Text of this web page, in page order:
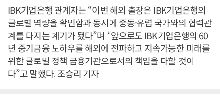
IBK기업은행 관계자는 “이번 해외 출장은 IBK기업은행의
글로벌 역량을 확인함과 동시에 중동·유럽 국가와의 협력관
계를 다지는 계기가 됐다”며 “앞으로도 IBK기업은행의 60
년 중기금융 노하우를 해외에 전파하고 지속가능한 미래를
위한 글로벌 정책 금융기관으로서의 책임을 다할 것이
다”고 말했다. 조승리 기자